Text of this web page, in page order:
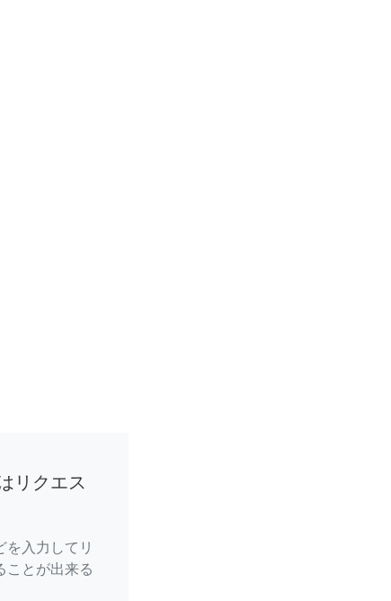
リクエス
を入力してリ
ことが出来る